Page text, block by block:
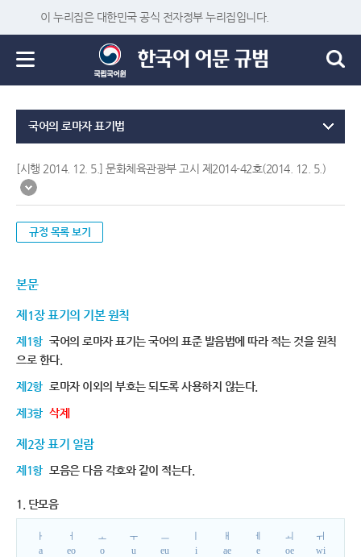
이 누리집은 대한민국 공식 전자정부 누리집입니다.
국어의 로마자 표기법
[시행 2014. 12. 5.] 문화체육관광부 고시 제2014-42호(2014. 12. 5.)
규정 목록 보기
본문
제1장 표기의 기본 원칙
제1항 국어의 로마자 표기는 국어의 표준 발음법에 따라 적는 것을 원칙
으로 한다.
제2항 로마자 이외의 부호는 되도록 사용하지 않는다.
제3항 삭제
제2장 표기 일람
제1항 모음은 다음 각호와 같이 적는다.
1. 단모음
ㅏ
a
ㅓ
eo
ㅗ
o
ㅜ
u
ㅡ
eu
i
ㅐ
ae
ㅔ
e
ㅚ
oe
ㅟ
wi